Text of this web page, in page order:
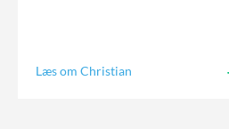
Læs om Christian